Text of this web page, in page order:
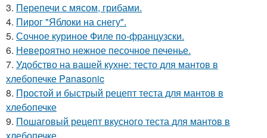
3. Перепечи с мясом, грибами.
4. Пирог "Яблоки на снегу".
5. Сочное куриное Филе по-французски.
6. Невероятно нежное песочное печенье.
7. Удобство на вашей кухне: тесто для мантов в
хлебопечке Panasonic
8. Простой и быстрый рецепт теста для мантов в
хлебопечке
9. Пошаговый рецепт вкусного теста для мантов в
хлебопечке